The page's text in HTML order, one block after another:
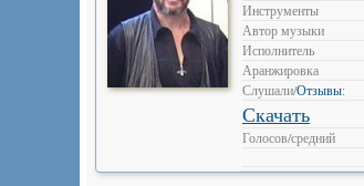
Инструменты
Автор музыки
Исполнитель
Аранжировка
Слушали/Отзывы:
Скачать
Голосов/средний